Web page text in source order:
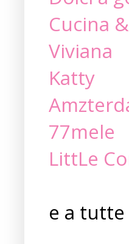
Cucina
Viviana
Katty
77mele
LittLe
e a tutte